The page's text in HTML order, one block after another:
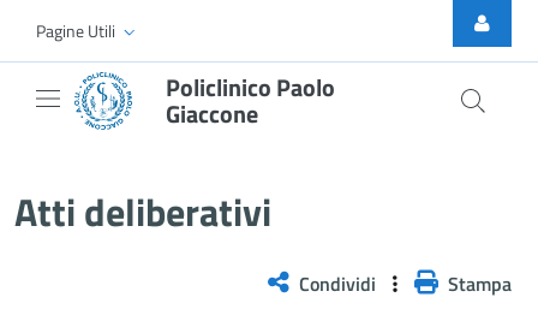
Skip to Main Content
Pagine Utili
Policlinico Paolo
Giaccone
Atti deliberativi
Condividi Stampa